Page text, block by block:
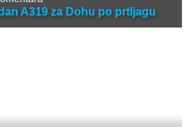
A319 za Dohu po prtljagu